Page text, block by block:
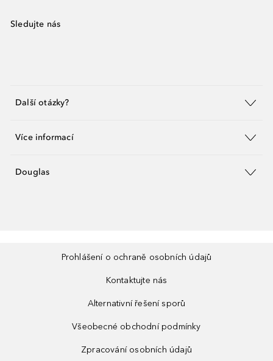
Sledujte nás
Další otázky?
Více informací
Douglas
Prohlášení o ochraně osobních údajů
Kontaktujte nás
Alternativní řešení sporů
Všeobecné obchodní podmínky
Zpracování osobních údajů